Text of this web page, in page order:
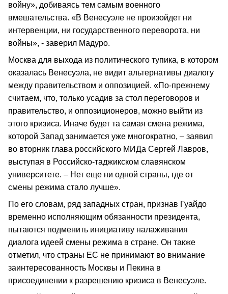
войну», добиваясь тем самым военного
вмешательства. «В Венесуэле не произойдет ни
интервенции, ни государственного переворота, ни
войны», - заверил Мадуро.
Москва для выхода из политического тупика, в котором
оказалась Венесуэла, не видит альтернативы диалогу
между правительством и оппозицией. «По-прежнему
считаем, что, только усадив за стол переговоров и
правительство, и оппозиционеров, можно выйти из
этого кризиса. Иначе будет та самая смена режима,
которой Запад занимается уже многократно, – заявил
во вторник глава российского МИДа Сергей Лавров,
выступая в Российско-таджикском славянском
университете. – Нет еще ни одной страны, где от
смены режима стало лучше».
По его словам, ряд западных стран, признав Гуайдо
временно исполняющим обязанности президента,
пытаются подменить инициативу налаживания
диалога идеей смены режима в стране. Он также
отметил, что страны ЕС не принимают во внимание
заинтересованность Москвы и Пекина в
присоединении к разрешению кризиса в Венесуэле.